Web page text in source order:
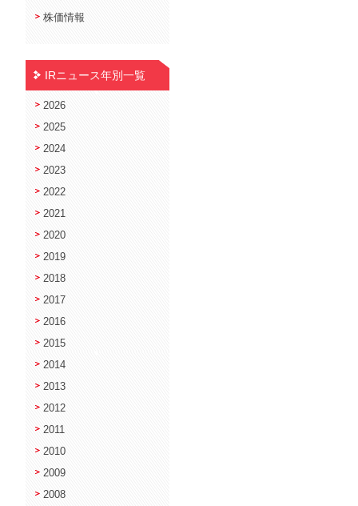
株価情報
IRニュース年別一覧
2026
2025
2024
2023
2022
2021
2020
2019
2018
2017
2016
2015
2014
2013
2012
2011
2010
2009
2008